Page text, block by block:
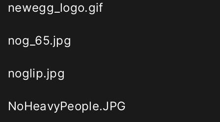
newegg_logo.gif
nog_65.jpg
noglip.jpg
NoHeavyPeople.JPG